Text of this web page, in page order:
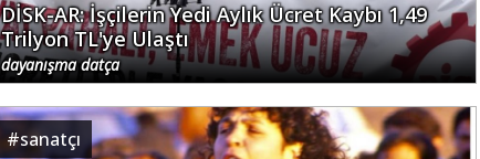
DİSK-AR: İşçilerin Yedi Aylık Ücret Kaybı 1,49
Trilyon TL'ye Ulaştı
dayanışma datça
#sanatçı